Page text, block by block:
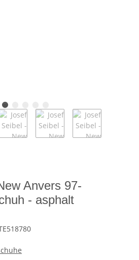
Anvers 97-
- asphalt